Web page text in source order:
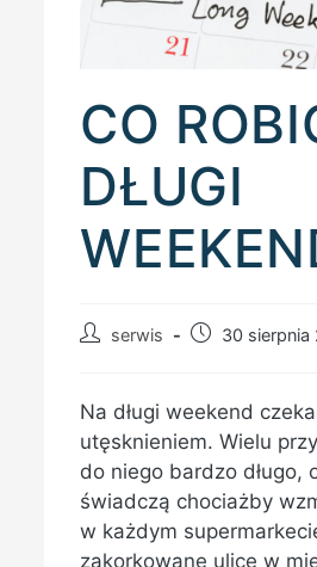
CO
DŁUGI
Postserwis
Post30 sierpnia
Na długi weekend
utęsknieniem. Wielu
do niego bardzo długo,
świadczą chociażby
w każdym
zakorkowane ulice w